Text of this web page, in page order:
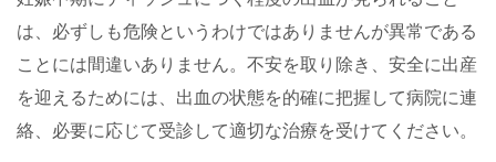
は、必ずしも危険というわけではありませんが異常である
ことには間違いありません。不安を取り除き、安全に出産
を迎えるためには、出血の状態を的確に把握して病院に連
絡、必要に応じて受診して適切な治療を受けてください。